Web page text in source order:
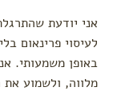
אני יודעת
לעיסוי פרינאום
באופן משמעותי.
מלווה, ולשמוע